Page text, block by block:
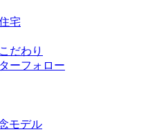
宅
だわり
ーフォロー
モデル